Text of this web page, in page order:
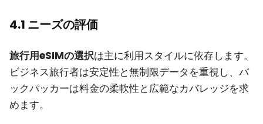
4.1 ニーズの評価
旅行用eSIMの選択は主に利用スタイルに依存します。
ビジネス旅行者は安定性と無制限データを重視し、バ
ックパッカーは料金の柔軟性と広範なカバレッジを求
めます。